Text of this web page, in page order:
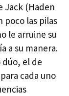
Jack (Haden
poco las pilas
le arruine su
a su manera.
el de
cada uno